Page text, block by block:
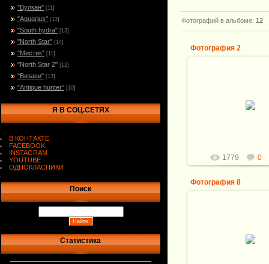
"Вулкан" [11]
"Aquarius" [13]
"South hydra" [13]
"North Star" [14]
"Мистик" [11]
"North Star 2" [12]
"Визави" [13]
"Antique hunter" [10]
Я В СОЦ.СЕТЯХ
В КОНТАКТЕ
FACEBOOK
INSTAGRAM
YOUTUBE
ОДНОКЛАСНИКИ
Поиск
Статистика
Фотографий в альбоме: 12
Фотография 2
Кузнец: А.Белый.
1779 0
Фотография 8
Кузнец: А.Белый.